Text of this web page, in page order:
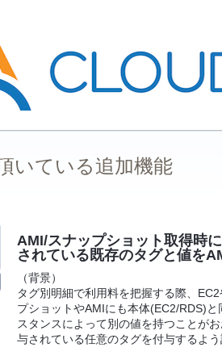
いている追加機能
AMI/スナップショット取得時
されている既存のタグと値を
（背景）
タグ別明細で利用料を把握する際、
プショットやAMIにも本体(EC2/RDS)
スタンスによって別の値を持つことが
与されている任意のタグを付与するよ